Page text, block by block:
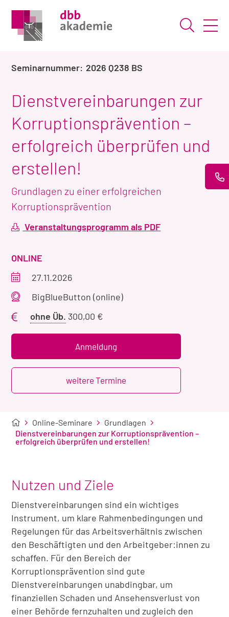
Suche
2026 Q238 BS
Dienstvereinbarungen zur
Korruptionsprävention –
erfolgreich überprüfen und
erstellen!
Grundlagen zu einer erfolgreichen
Korruptionsprävention
Veranstaltungsprogramm als PDF
VERANSTALTUNGSART
ONLINE
Veranstaltungszeitraum
27.11.2026
Veranstaltungsort
BigBlueButton (online)
ohne Üb. Preis
Übernachtung
300,00 €
Anmeldung
weitere Termine
Online-Seminare
Grundlagen
Dienstvereinbarungen zur Korruptionsprävention –
erfolgreich überprüfen und erstellen!
Nutzen und Ziele
Dienstvereinbarungen sind ein wichtiges
Instrument, um klare Rahmenbedingungen und
Regelungen für das Arbeitsverhältnis zwischen
den Beschäftigten und den Arbeitgeber:innen zu
schaffen. Für den Bereich der
Korruptionsprävention sind gute
Dienstvereinbarungen unabdingbar, um
finanziellen Schaden und Ansehensverlust von
einer Behörde fernzuhalten und zugleich den